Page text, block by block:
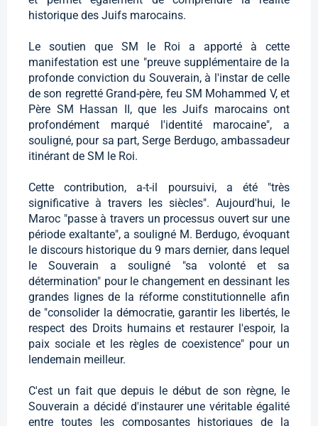
historique des Juifs marocains.
Le soutien que SM le Roi a apporté à cette
manifestation est une "preuve supplémentaire de la
profonde conviction du Souverain, à l'instar de celle
de son regretté Grand-père, feu SM Mohammed V, et
Père SM Hassan II, que les Juifs marocains ont
profondément marqué l'identité marocaine", a
souligné, pour sa part, Serge Berdugo, ambassadeur
itinérant de SM le Roi.
Cette contribution, a-t-il poursuivi, a été "très
significative à travers les siècles". Aujourd'hui, le
Maroc "passe à travers un processus ouvert sur une
période exaltante", a souligné M. Berdugo, évoquant
le discours historique du 9 mars dernier, dans lequel
le Souverain a souligné "sa volonté et sa
détermination" pour le changement en dessinant les
grandes lignes de la réforme constitutionnelle afin
de "consolider la démocratie, garantir les libertés, le
respect des Droits humains et restaurer l'espoir, la
paix sociale et les règles de coexistence" pour un
lendemain meilleur.
C'est un fait que depuis le début de son règne, le
Souverain a décidé d'instaurer une véritable égalité
entre toutes les composantes historiques de la